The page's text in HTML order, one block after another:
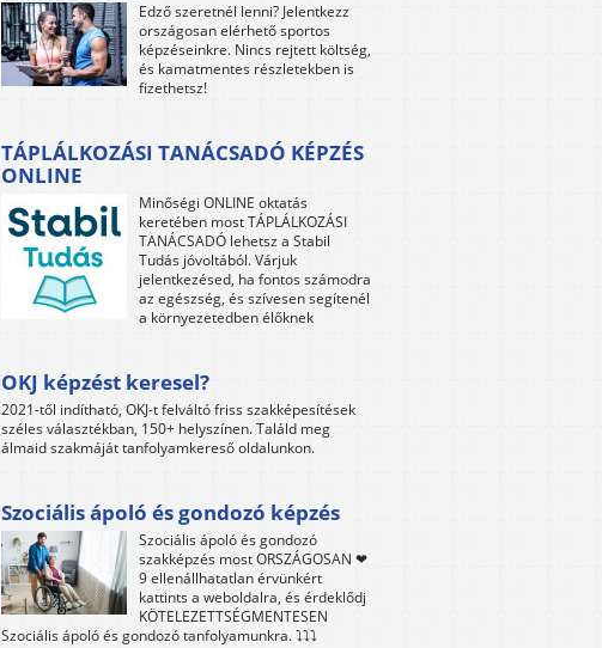
Edző szeretnél lenni? Jelentkezz
országosan elérhető sportos
képzéseinkre. Nincs rejtett költség,
és kamatmentes részletekben is
fizethetsz!
TÁPLÁLKOZÁSI TANÁCSADÓ KÉPZÉS
ONLINE
Minőségi ONLINE oktatás
keretében most TÁPLÁLKOZÁSI
TANÁCSADÓ lehetsz a Stabil
Tudás jóvoltából. Várjuk
jelentkezésed, ha fontos számodra
az egészség, és szívesen segítenél
a környezetedben élőknek
OKJ képzést keresel?
2021-től indítható, OKJ-t felváltó friss szakképesítések
széles választékban, 150+ helyszínen. Találd meg
álmaid szakmáját tanfolyamkereső oldalunkon.
Szociális ápoló és gondozó képzés
Szociális ápoló és gondozó
szakképzés most ORSZÁGOSAN ❤
9 ellenállhatatlan érvünkért
kattints a weboldalra, és érdeklődj
KÖTELEZETTSÉGMENTESEN
Szociális ápoló és gondozó tanfolyamunkra. ⤵⤵⤵